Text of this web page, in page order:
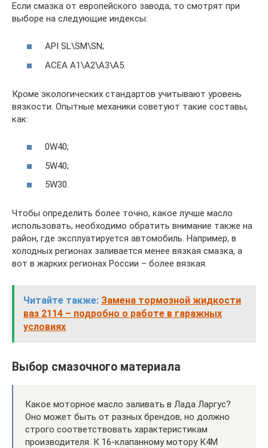
Если смазка от европейского завода, то смотрят при
выборе на следующие индексы:
API SL\SM\SN;
ACEA A1\A2\A3\A5.
Кроме экологических стандартов учитывают уровень
вязкости. Опытные механики советуют такие составы,
как:
0W40;
5W40;
5W30.
Чтобы определить более точно, какое лучше масло
использовать, необходимо обратить внимание также на
район, где эксплуатируется автомобиль. Например, в
холодных регионах заливается менее вязкая смазка, а
вот в жарких регионах России – более вязкая.
Читайте также: Замена тормозной жидкости
ваз 2114 – подробно о работе в гаражных
условиях
Выбор смазочного материала
Какое моторное масло заливать в Лада Ларгус?
Оно может быть от разных брендов, но должно
строго соответствовать характеристикам
производителя. К 16-клапанному мотору К4М